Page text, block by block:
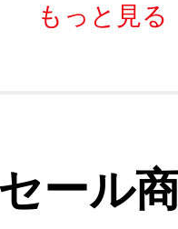
もっと見る
セール